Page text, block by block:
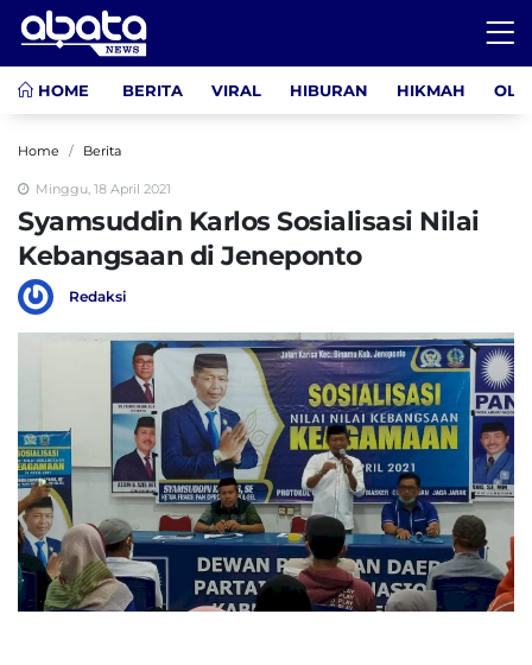
HOME BERITA VIRAL HIBURAN HIKMAH
Home Berita
Minggu, 18 April 2021
Syamsuddin Karlos Sosialisasi Nilai
Kebangsaan di Jeneponto
Redaksi